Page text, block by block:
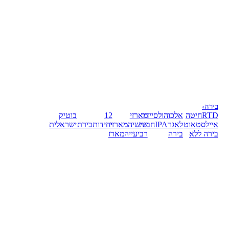
בירה›
RTDחיטה
איילסטאוט
בירה ללא
אלכוהולסיידר
לאגרIPAחבית
בירה
מארזי
שישיהמארזי
רביעייהמארז
12
יחידותבירת
בוטיק
ישראלית